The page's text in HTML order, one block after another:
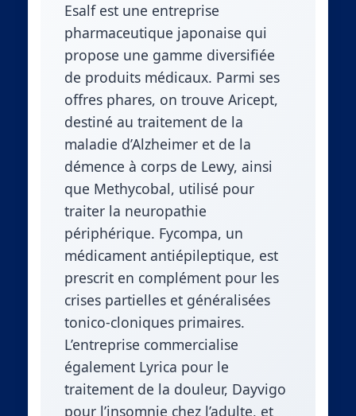
Esalf est une entreprise
pharmaceutique japonaise qui
propose une gamme diversifiée
de produits médicaux. Parmi ses
offres phares, on trouve Aricept,
destiné au traitement de la
maladie d’Alzheimer et de la
démence à corps de Lewy, ainsi
que Methycobal, utilisé pour
traiter la neuropathie
périphérique. Fycompa, un
médicament antiépileptique, est
prescrit en complément pour les
crises partielles et généralisées
tonico-cloniques primaires.
L’entreprise commercialise
également Lyrica pour le
traitement de la douleur, Dayvigo
pour l’insomnie chez l’adulte, et